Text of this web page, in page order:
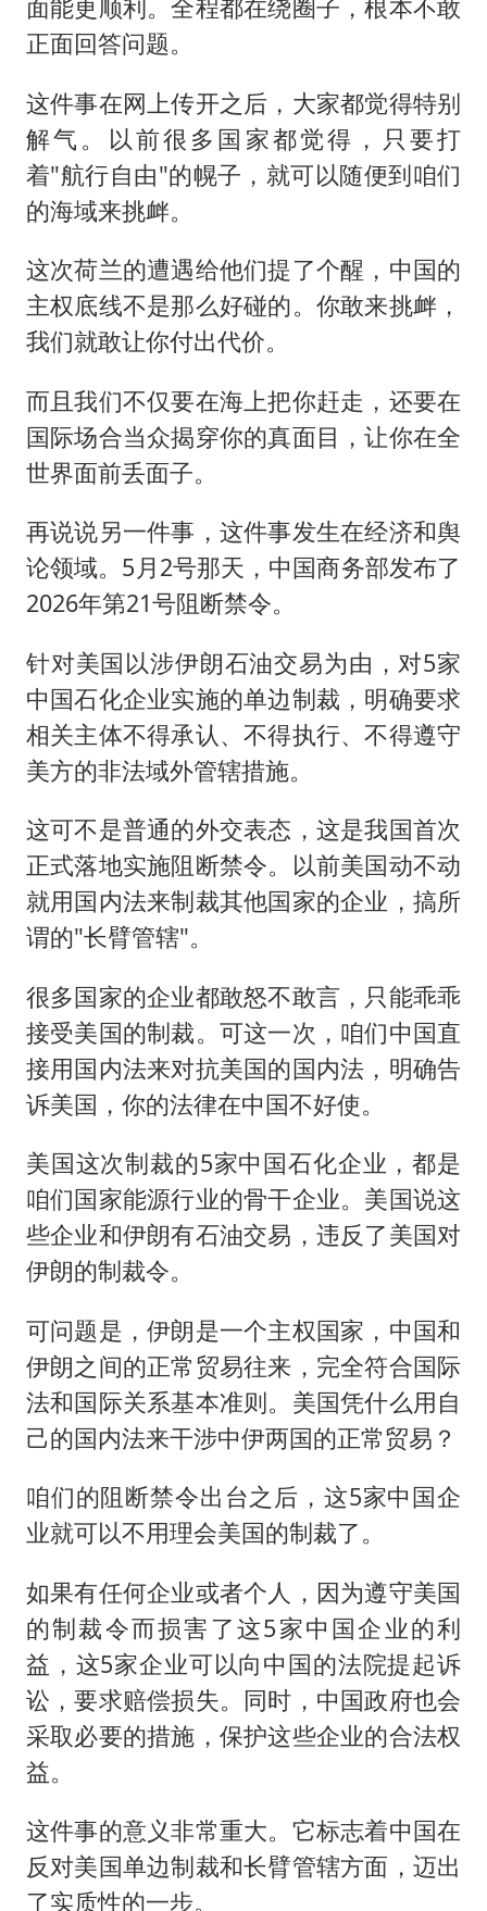
面能更顺利。全程都在绕圈子，根本不敢
正面回答问题。
这件事在网上传开之后，大家都觉得特别
解气。以前很多国家都觉得，只要打
着"航行自由"的幌子，就可以随便到咱们
的海域来挑衅。
这次荷兰的遭遇给他们提了个醒，中国的
主权底线不是那么好碰的。你敢来挑衅，
我们就敢让你付出代价。
而且我们不仅要在海上把你赶走，还要在
国际场合当众揭穿你的真面目，让你在全
世界面前丢面子。
再说说另一件事，这件事发生在经济和舆
论领域。5月2号那天，中国商务部发布了
2026年第21号阻断禁令。
针对美国以涉伊朗石油交易为由，对5家
中国石化企业实施的单边制裁，明确要求
相关主体不得承认、不得执行、不得遵守
美方的非法域外管辖措施。
这可不是普通的外交表态，这是我国首次
正式落地实施阻断禁令。以前美国动不动
就用国内法来制裁其他国家的企业，搞所
谓的"长臂管辖"。
很多国家的企业都敢怒不敢言，只能乖乖
接受美国的制裁。可这一次，咱们中国直
接用国内法来对抗美国的国内法，明确告
诉美国，你的法律在中国不好使。
美国这次制裁的5家中国石化企业，都是
咱们国家能源行业的骨干企业。美国说这
些企业和伊朗有石油交易，违反了美国对
伊朗的制裁令。
可问题是，伊朗是一个主权国家，中国和
伊朗之间的正常贸易往来，完全符合国际
法和国际关系基本准则。美国凭什么用自
己的国内法来干涉中伊两国的正常贸易？
咱们的阻断禁令出台之后，这5家中国企
业就可以不用理会美国的制裁了。
如果有任何企业或者个人，因为遵守美国
的制裁令而损害了这5家中国企业的利
益，这5家企业可以向中国的法院提起诉
讼，要求赔偿损失。同时，中国政府也会
采取必要的措施，保护这些企业的合法权
益。
这件事的意义非常重大。它标志着中国在
反对美国单边制裁和长臂管辖方面，迈出
了实质性的一步。